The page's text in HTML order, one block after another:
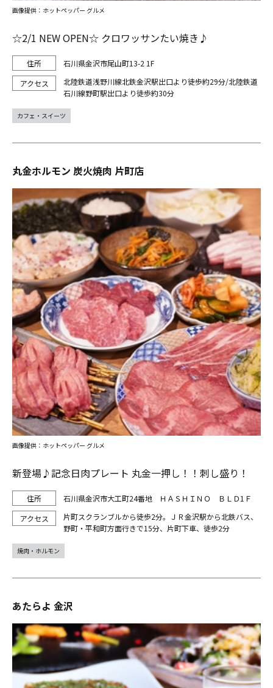
☆2/1 NEW OPEN☆ クロワッサンたい焼き♪
石川県金沢市尾山町13-2 1F
北陸鉄道浅野川線北鉄金沢駅出口より徒歩約29分/北陸鉄道
石川線野町駅出口より徒歩約30分
画像提供：ホットペッパー グルメ
カフェ・スイーツ
丸金ホルモン 炭火焼肉 片町店
新登場♪記念日肉プレート 丸金一押し！！刺し盛り！
石川県金沢市大工町24番地 ＨＡＳＨＩＮＯ ＢＬＤ1Ｆ
片町スクランブルから徒歩2分。ＪＲ金沢駅から北鉄バス、
野町・平和町方面行きで15分、片町下車、徒歩2分
画像提供：ホットペッパー グルメ
焼肉・ホルモン
あたらよ 金沢